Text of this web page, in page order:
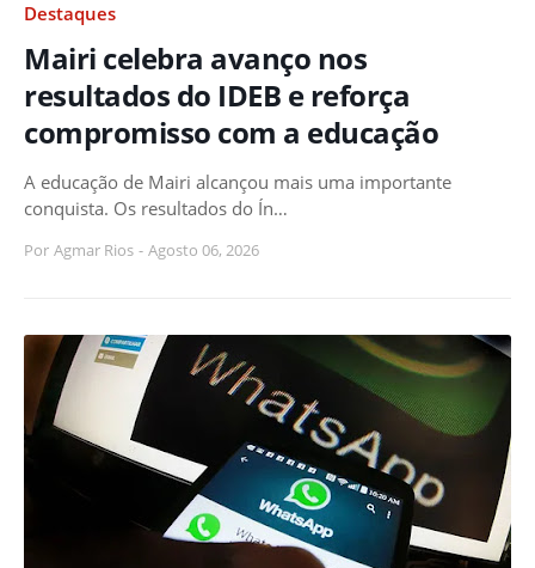
Destaques
Mairi celebra avanço nos
resultados do IDEB e reforça
compromisso com a educação
A educação de Mairi alcançou mais uma importante
conquista. Os resultados do Ín…
Por Agmar Rios - Agosto 06, 2026